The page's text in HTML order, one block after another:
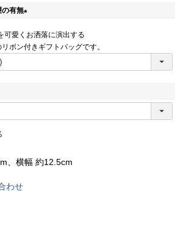
の有無
必
須
可愛くお洒落に演出する
ボン付きギフトバッグです。
横幅 約12.5cm
わせ